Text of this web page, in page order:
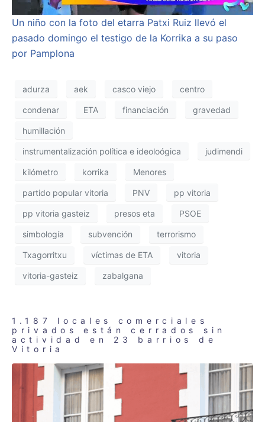
Un niño con la foto del etarra Patxi Ruiz llevó el
pasado domingo el testigo de la Korrika a su paso
por Pamplona
adurza aek casco viejo centro
condenar ETA financiación gravedad
humillación
instrumentalización política e ideoloógica judimendi
kilómetro korrika Menores
partido popular vitoria PNV pp vitoria
pp vitoria gasteiz presos eta PSOE
simbología subvención terrorismo
Txagorritxu víctimas de ETA vitoria
vitoria-gasteiz zabalgana
1.187 locales comerciales
privados están cerrados sin
actividad en 23 barrios de
Vitoria